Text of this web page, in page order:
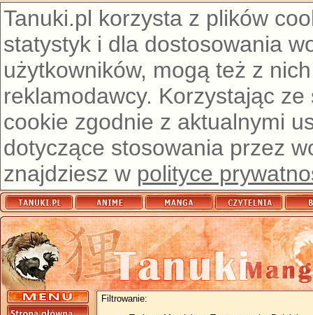
Tanuki.pl korzysta z plików
statystyk i dla dostosowania
użytkowników, mogą też z
reklamodawcy. Korzystając
cookie zgodnie z aktualnymi
dotyczące stosowania przez
znajdziesz w polityce
Filtrowanie: